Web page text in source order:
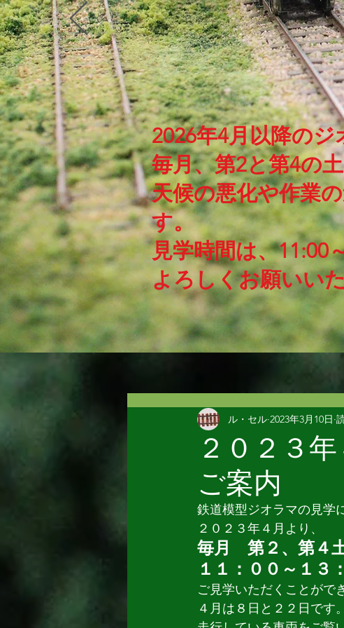
2026年4月以降の
毎月、第2と第4の
天候の悪化や作業
す。
見学時間は、11:00
よろしくお願いい
２０２３
ご案内
ル・セル 2023年3月10日
鉄道模型ジオラマの見学
２０２３年４月より、
毎月　第２、第４
１１：００～１３
ご見学いただくことがで
４月は８日と２２日です。